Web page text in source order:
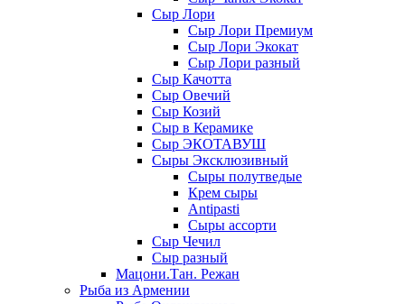
Сыр Лори
Сыр Лори Премиум
Сыр Лори Экокат
Сыр Лори разный
Сыр Качотта
Сыр Овечий
Сыр Козий
Сыр в Керамике
Сыр ЭКОТАВУШ
Сыры Эксклюзивный
Сыры полутведые
Крем сыры
Antipasti
Сыры ассорти
Сыр Чечил
Сыр разный
Мацони.Тан. Режан
Рыба из Армении